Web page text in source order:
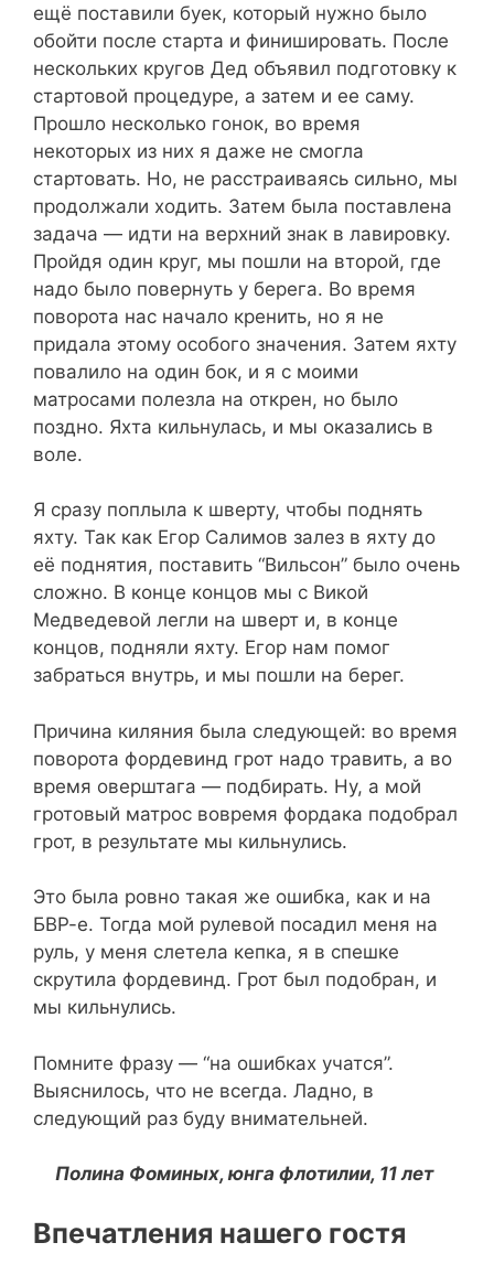
ещё поставили буек, который нужно было
обойти после старта и финишировать. После
нескольких кругов Дед объявил подготовку к
стартовой процедуре, а затем и ее саму.
Прошло несколько гонок, во время
некоторых из них я даже не смогла
стартовать. Но, не расстраиваясь сильно, мы
продолжали ходить. Затем была поставлена
задача — идти на верхний знак в лавировку.
Пройдя один круг, мы пошли на второй, где
надо было повернуть у берега. Во время
поворота нас начало кренить, но я не
придала этому особого значения. Затем яхту
повалило на один бок, и я с моими
матросами полезла на открен, но было
поздно. Яхта кильнулась, и мы оказались в
воле.
Я сразу поплыла к шверту, чтобы поднять
яхту. Так как Егор Салимов залез в яхту до
её поднятия, поставить “Вильсон” было очень
сложно. В конце концов мы с Викой
Медведевой легли на шверт и, в конце
концов, подняли яхту. Егор нам помог
забраться внутрь, и мы пошли на берег.
Причина киляния была следующей: во время
поворота фордевинд грот надо травить, а во
время оверштага — подбирать. Ну, а мой
гротовый матрос вовремя фордака подобрал
грот, в результате мы кильнулись.
Это была ровно такая же ошибка, как и на
БВР-е. Тогда мой рулевой посадил меня на
руль, у меня слетела кепка, я в спешке
скрутила фордевинд. Грот был подобран, и
мы кильнулись.
Помните фразу — “на ошибках учатся”.
Выяснилось, что не всегда. Ладно, в
следующий раз буду внимательней.
Полина Фоминых, юнга флотилии, 11 лет
Впечатления нашего гостя